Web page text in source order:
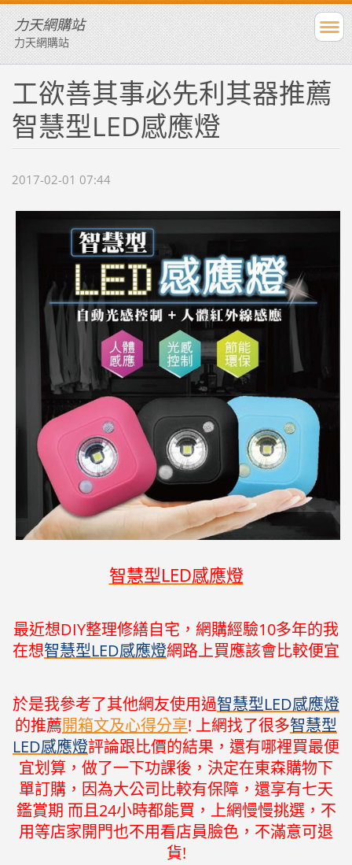
力天網購站
力天網購站
工欲善其事必先利其器推薦
智慧型LED感應燈
2017-02-01 07:44
智慧型LED感應燈
最近想DIY整理修繕自宅，網購經驗10多年的我
在想智慧型LED感應燈網路上買應該會比較便宜
於是我參考了其他網友使用過智慧型LED感應燈
的推薦開箱文及心得分享! 上網找了很多智慧型
LED感應燈評論跟比價的結果，還有哪裡買最便
宜划算，做了一下功課後，決定在東森購物下
單訂購，因為大公司比較有保障，還享有七天
鑑賞期 而且24小時都能買，上網慢慢挑選，不
用等店家開門也不用看店員臉色，不滿意可退
貨!